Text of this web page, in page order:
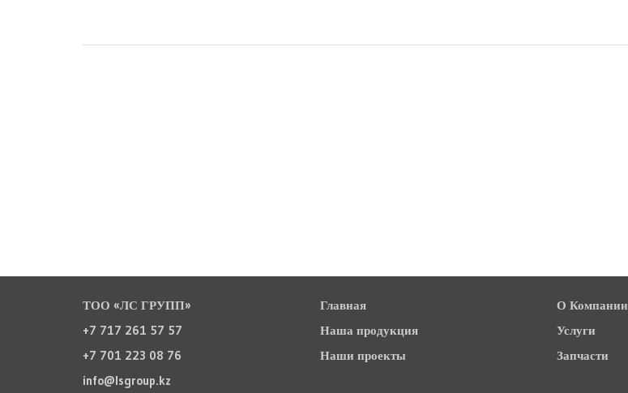
ТОО «ЛС ГРУПП»
+7 717 261 57 57
+7 701 223 08 76
info@lsgroup.kz
Главная
Наша продукция
Наши проекты
О Компании
Услуги
Запчасти